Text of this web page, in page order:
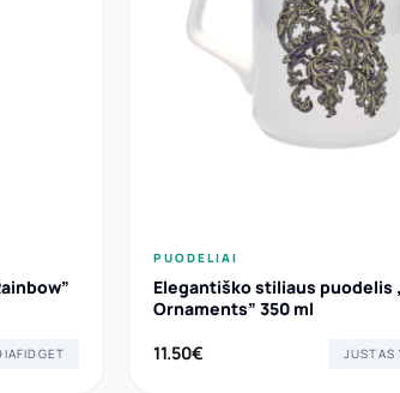
PUODELIAI
Elegantiško stiliaus puodelis
Ornaments” 350 ml
11.50€